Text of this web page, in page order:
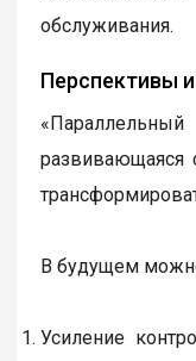
обслуживания.
Перспективы
развивающаяся
В будущем
Усиление